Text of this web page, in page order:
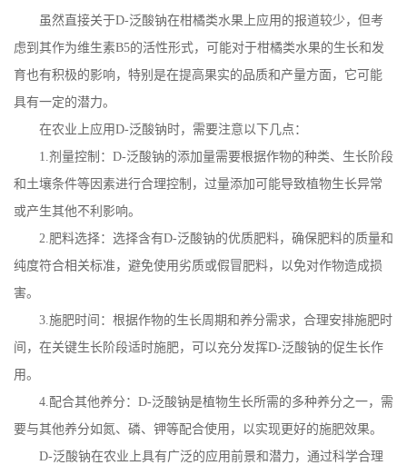
虽然直接关于D-泛酸钠在柑橘类水果上应用的报道较少，但考
虑到其作为维生素B5的活性形式，可能对于柑橘类水果的生长和发
育也有积极的影响，特别是在提高果实的品质和产量方面，它可能
具有一定的潜力。
在农业上应用D-泛酸钠时，需要注意以下几点：
1.剂量控制： D-泛酸钠的添加量需要根据作物的种类、生长阶段
和土壤条件等因素进行合理控制，过量添加可能导致植物生长异常
或产生其他不利影响。
2.肥料选择：选择含有D-泛酸钠的优质肥料，确保肥料的质量和
纯度符合相关标准，避免使用劣质或假冒肥料，以免对作物造成损
害。
3.施肥时间：根据作物的生长周期和养分需求，合理安排施肥时
间，在关键生长阶段适时施肥，可以充分发挥D-泛酸钠的促生长作
用。
4.配合其他养分： D-泛酸钠是植物生长所需的多种养分之一，需
要与其他养分如氮、磷、钾等配合使用，以实现更好的施肥效果。
D-泛酸钠在农业上具有广泛的应用前景和潜力，通过科学合理